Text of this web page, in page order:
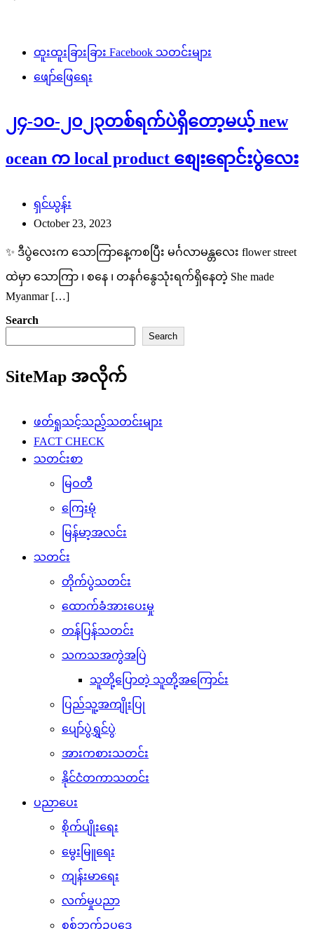
ထူးထူးခြားခြား Facebook သတင်းများ
ဖျော်ဖြေရေး
၂၄-၁၀-၂၀၂၃တစ်ရက်ပဲရှိတော့မယ့် new
ocean က local product စျေးရောင်းပွဲလေး
ရှင်ယွန်း
October 23, 2023
✨ ဒီပွဲလေးက သောကြာနေ့ကစပြီး မင်္ဂလာမန္တလေး flower street
ထဲမှာ သောကြာ ၊ စနေ ၊ တနင်္ဂနွေသုံးရက်ရှိနေတဲ့ She made
Myanmar […]
Search
Search
SiteMap အလိုက်
ဖတ်ရှုသင့်သည့်သတင်းများ
FACT CHECK
သတင်းစာ
မြဝတီ
ကြေးမုံ
မြန်မာ့အလင်း
သတင်း
တိုက်ပွဲသတင်း
ထောက်ခံအားပေးမှု
တန်ပြန်သတင်း
သကသအကွဲအပြဲ
သူတို့ပြောတဲ့ သူတို့အကြောင်း
ပြည်သူ့အကျိုးပြု
ပျော်ပွဲရွှင်ပွဲ
အားကစားသတင်း
နိုင်ငံတကာသတင်း
ပညာပေး
စိုက်ပျိုးရေး
မွေးမြူရေး
ကျန်းမာရေး
လက်မှုပညာ
စစ်ဘက်ဥပဒေ